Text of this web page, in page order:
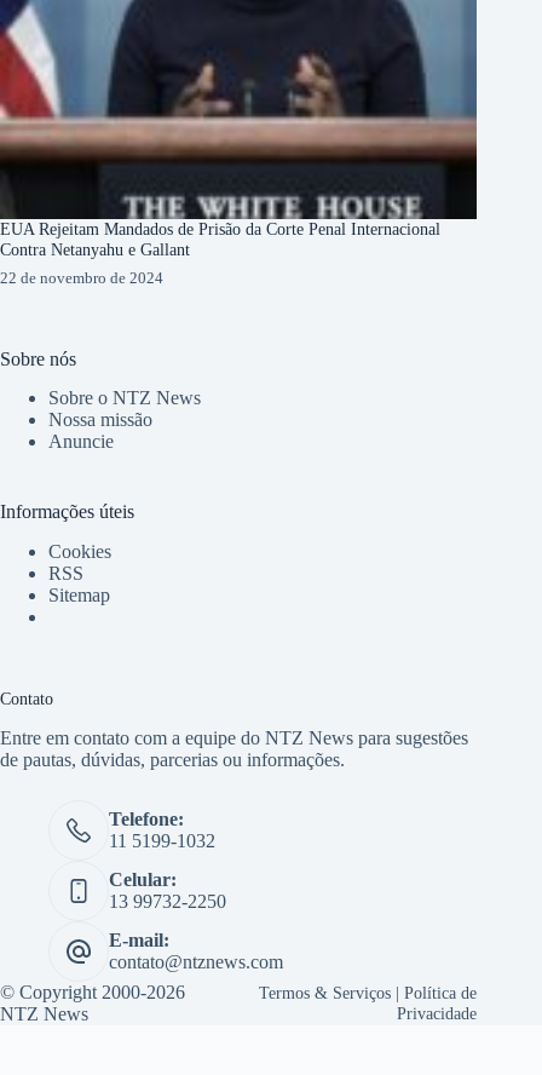
EUA Rejeitam Mandados de Prisão da Corte Penal Internacional
Contra Netanyahu e Gallant
22 de novembro de 2024
Sobre nós
Sobre o NTZ News
Nossa missão
Anuncie
Informações úteis
Cookies
RSS
Sitemap
Contato
Entre em contato com a equipe do NTZ News para sugestões
de pautas, dúvidas, parcerias ou informações.
Telefone:
11 5199-1032
Celular:
13 99732-2250
E-mail:
contato@ntznews.com
© Copyright 2000-2026
NTZ News
Termos & Serviços |Política de
Privacidade